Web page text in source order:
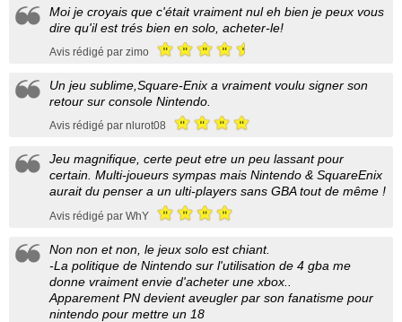
Moi je croyais que c'était vraiment nul eh bien je peux vous
dire qu'il est trés bien en solo, acheter-le!
Avis rédigé par zimo
Un jeu sublime,Square-Enix a vraiment voulu signer son
retour sur console Nintendo.
Avis rédigé par nlurot08
Jeu magnifique, certe peut etre un peu lassant pour
certain. Multi-joueurs sympas mais Nintendo & SquareEnix
aurait du penser a un ulti-players sans GBA tout de même !
Avis rédigé par WhY
Non non et non, le jeux solo est chiant.
-La politique de Nintendo sur l'utilisation de 4 gba me
donne vraiment envie d'acheter une xbox..
Apparement PN devient aveugler par son fanatisme pour
nintendo pour mettre un 18